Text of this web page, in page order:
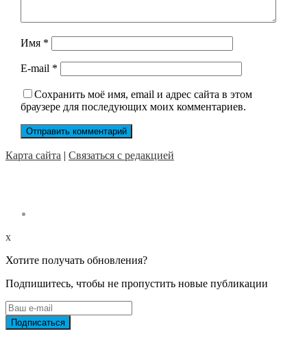
Имя *
E-mail *
Сохранить моё имя, email и адрес сайта в этом
браузере для последующих моих комментариев.
Карта сайта | Связаться с редакцией
x
Хотите получать обновления?
Подпишитесь, чтобы не пропустить новые публикации